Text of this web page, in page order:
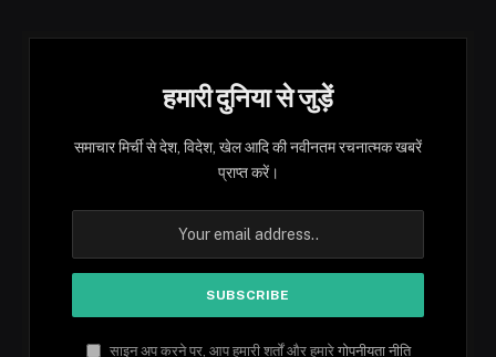
हमारी दुनिया से जुड़ें
समाचार मिर्ची से देश, विदेश, खेल आदि की नवीनतम रचनात्मक खबरें
प्राप्त करें।
साइन अप करने पर, आप हमारी शर्तों और हमारे गोपनीयता नीति